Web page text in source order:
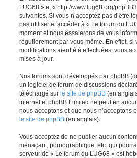
LUG68 » et « http://www.lug68.org/
suivantes. Si vous n’acceptez pas d’être
pas utiliser et accéder à « Le forum du
moment et nous essaierons de vous
régulièrement par vous-même. En effet,
modifications aient été effectuées, vous
mises à jour.
Nos forums sont développés par phpBB
un logiciel de forum de discussions
téléchargé sur le site de phpBB (en
internet et phpBB Limited ne peut en
nous acceptons et que nous n’acceptons
le site de phpBB (en anglais).
Vous acceptez de ne publier aucun
menaçant, pornographique, etc. qui
serveur de « Le forum du LUG68 » est